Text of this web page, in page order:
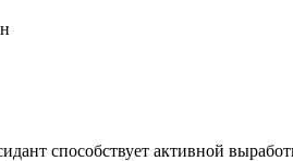
способствует активной